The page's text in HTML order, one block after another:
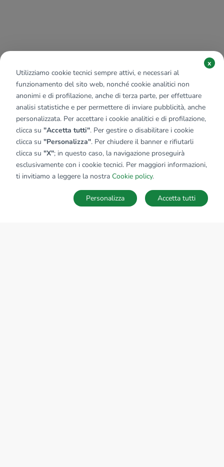
SALVA RICERCA
Utilizziamo cookie tecnici sempre attivi, e necessari al
funzionamento del sito web, nonché cookie analitici non
anonimi e di profilazione, anche di terza parte, per effettuare
analisi statistiche e per permettere di inviare pubblicità, anche
personalizzata. Per accettare i cookie analitici e di profilazione,
clicca su "Accetta tutti". Per gestire o disabilitare i cookie
clicca su "Personalizza". Per chiudere il banner e rifiutarli
clicca su "X"; in questo caso, la navigazione proseguirà
esclusivamente con i cookie tecnici. Per maggiori informazioni,
ti invitiamo a leggere la nostra Cookie policy.
x
Accetta tutti
Personalizza